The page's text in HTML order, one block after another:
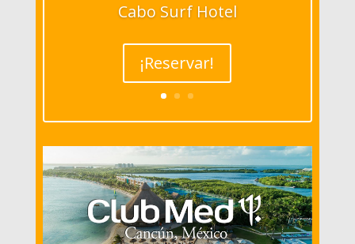
Cabo Surf Hotel
¡Reservar!